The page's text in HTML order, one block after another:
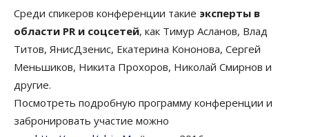
Среди спикеров конференции такие эксперты в
области PR и соцсетей, как Тимур Асланов, Влад
Титов, ЯнисДзенис, Екатерина Кононова, Сергей
Меньшиков, Никита Прохоров, Николай Смирнов и
другие.
Посмотреть подробную программу конференции и
забронировать участие можно